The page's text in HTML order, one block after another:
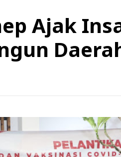
Ajak